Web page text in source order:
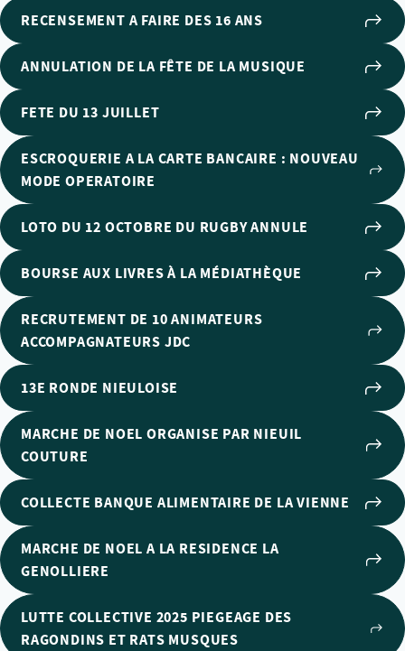
RECENSEMENT A FAIRE DES 16 ANS
ANNULATION DE LA FÊTE DE LA MUSIQUE
FETE DU 13 JUILLET
ESCROQUERIE A LA CARTE BANCAIRE : NOUVEAU
MODE OPERATOIRE
LOTO DU 12 OCTOBRE DU RUGBY ANNULE
BOURSE AUX LIVRES À LA MÉDIATHÈQUE
RECRUTEMENT DE 10 ANIMATEURS
ACCOMPAGNATEURS JDC
13E RONDE NIEULOISE
MARCHE DE NOEL ORGANISE PAR NIEUIL
COUTURE
COLLECTE BANQUE ALIMENTAIRE DE LA VIENNE
MARCHE DE NOEL A LA RESIDENCE LA
GENOLLIERE
LUTTE COLLECTIVE 2025 PIEGEAGE DES
RAGONDINS ET RATS MUSQUES